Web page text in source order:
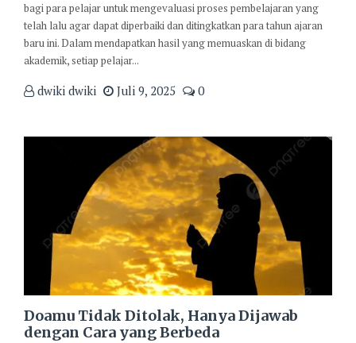
bagi para pelajar untuk mengevaluasi proses pembelajaran yang
telah lalu agar dapat diperbaiki dan ditingkatkan para tahun ajaran
baru ini. Dalam mendapatkan hasil yang memuaskan di bidang
akademik, setiap pelajar...
dwiki dwiki Juli 9, 2025 0
Doamu Tidak Ditolak, Hanya Dijawab
dengan Cara yang Berbeda